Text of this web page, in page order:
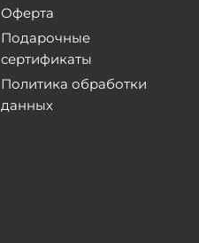
Оферта
Подарочные
сертификаты
Политика обработки
данных